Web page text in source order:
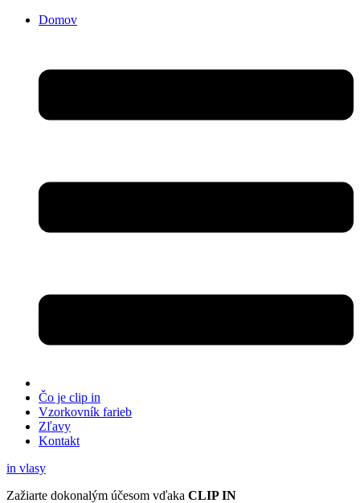
Domov
Čo je clip in
Vzorkovník farieb
Zľavy
Kontakt
in vlasy
Zažiarte dokonalým účesom vďaka CLIP IN